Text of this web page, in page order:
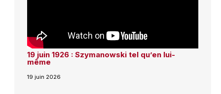
19 juin 1926 : Szymanowski tel qu’en lui-
même
19 juin 2026